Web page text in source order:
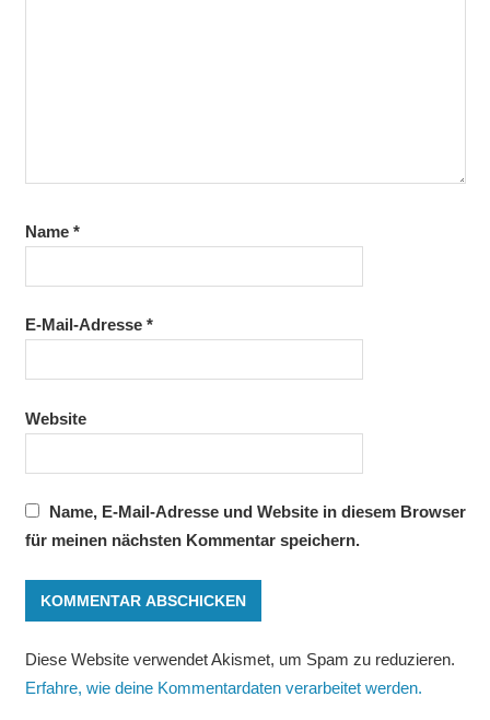
Name *
E-Mail-Adresse *
Website
Name, E-Mail-Adresse und Website in diesem Browser
für meinen nächsten Kommentar speichern.
Diese Website verwendet Akismet, um Spam zu reduzieren.
Erfahre, wie deine Kommentardaten verarbeitet werden.